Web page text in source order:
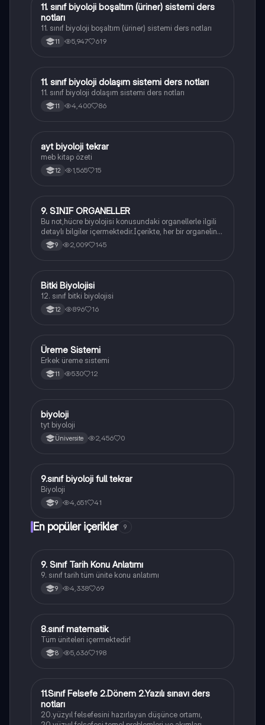
Biyoloji
11. sınıf biyoloji boşaltım (üriner) sistemi ders
notları
11. sınıf biyoloji boşaltım (üriner) sistemi ders notları
11 5,947 619
Biyoloji
11. sınıf biyoloji dolaşım sistemi ders notları
11. sınıf biyoloji dolaşım sistemi ders notları
11 4,400 86
Biyoloji
ayt biyoloji tekrar
meb kitap özeti
12 1,565 15
Biyoloji
9. SINIF ORGANELLER
Bu not,hücre biyolojisi konusundaki organellerle ilgili
detaylı bilgiler içermektedir.İçerikte, her bir organelin
yapısı,fonksiyonları ve hücre içindeki rolü
açıklanmaktadır.
9 2,009 145
Biyoloji
Bitki Biyolojisi
12. sınıf bitki biyolojisi
12 896 16
Biyoloji
Üreme Sistemi
Erkek üreme sistemi
11 530 12
BBiyoloji
biyoloji
tyt biyoloji
Üniversite 2,456 0
Biyoloji
9.sınıf biyoloji full tekrar
Biyoloji
9 4,651 41
En popüler içerikler 9
Tarih
9. Sınıf Tarih Konu Anlatımı
9. sınıf tarih tüm ünite konu anlatımı
9 4,338 69
Matematik
8.sınıf matematik
Tüm üniteleri içermektedir!
8 5,636 198
Felsefe
11.Sınıf Felsefe 2.Dönem 2.Yazılı sınavı ders
notları
20.yüzyıl felsefesini hazırlayan düşünce ortamı,